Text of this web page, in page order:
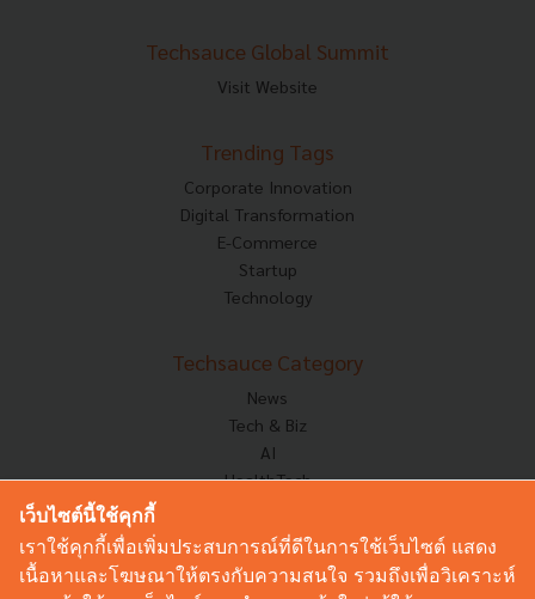
Techsauce Global Summit
Visit Website
Trending Tags
Corporate Innovation
Digital Transformation
E-Commerce
Startup
Technology
Techsauce Category
News
Tech & Biz
AI
HealthTech
Corp Innov
Saucy Thoughts
Based On
เว็บไซต์นี้ใช้คุกกี้
เราใช้คุกกี้เพื่อเพิ่มประสบการณ์ที่ดีในการใช้เว็บไซต์ แสดง
เนื้อหาและโฆษณาให้ตรงกับความสนใจ รวมถึงเพื่อวิเคราะห์